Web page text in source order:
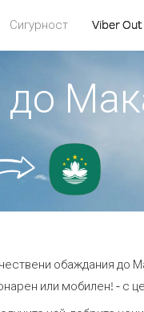
Сигурност Viber Out
обаждания до
или мобилен! - с